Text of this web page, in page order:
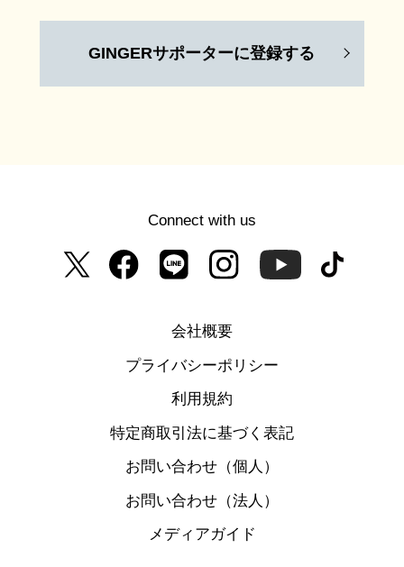
GINGERサポーターに登録する
Connect with us
会社概要
プライバシーポリシー
利用規約
特定商取引法に基づく表記
お問い合わせ（個人）
お問い合わせ（法人）
メディアガイド